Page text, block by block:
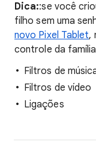
Dica::se você
filho sem uma
novo Pixel Tablet,
controle da
Filtros de
Filtros de vídeo
Ligações